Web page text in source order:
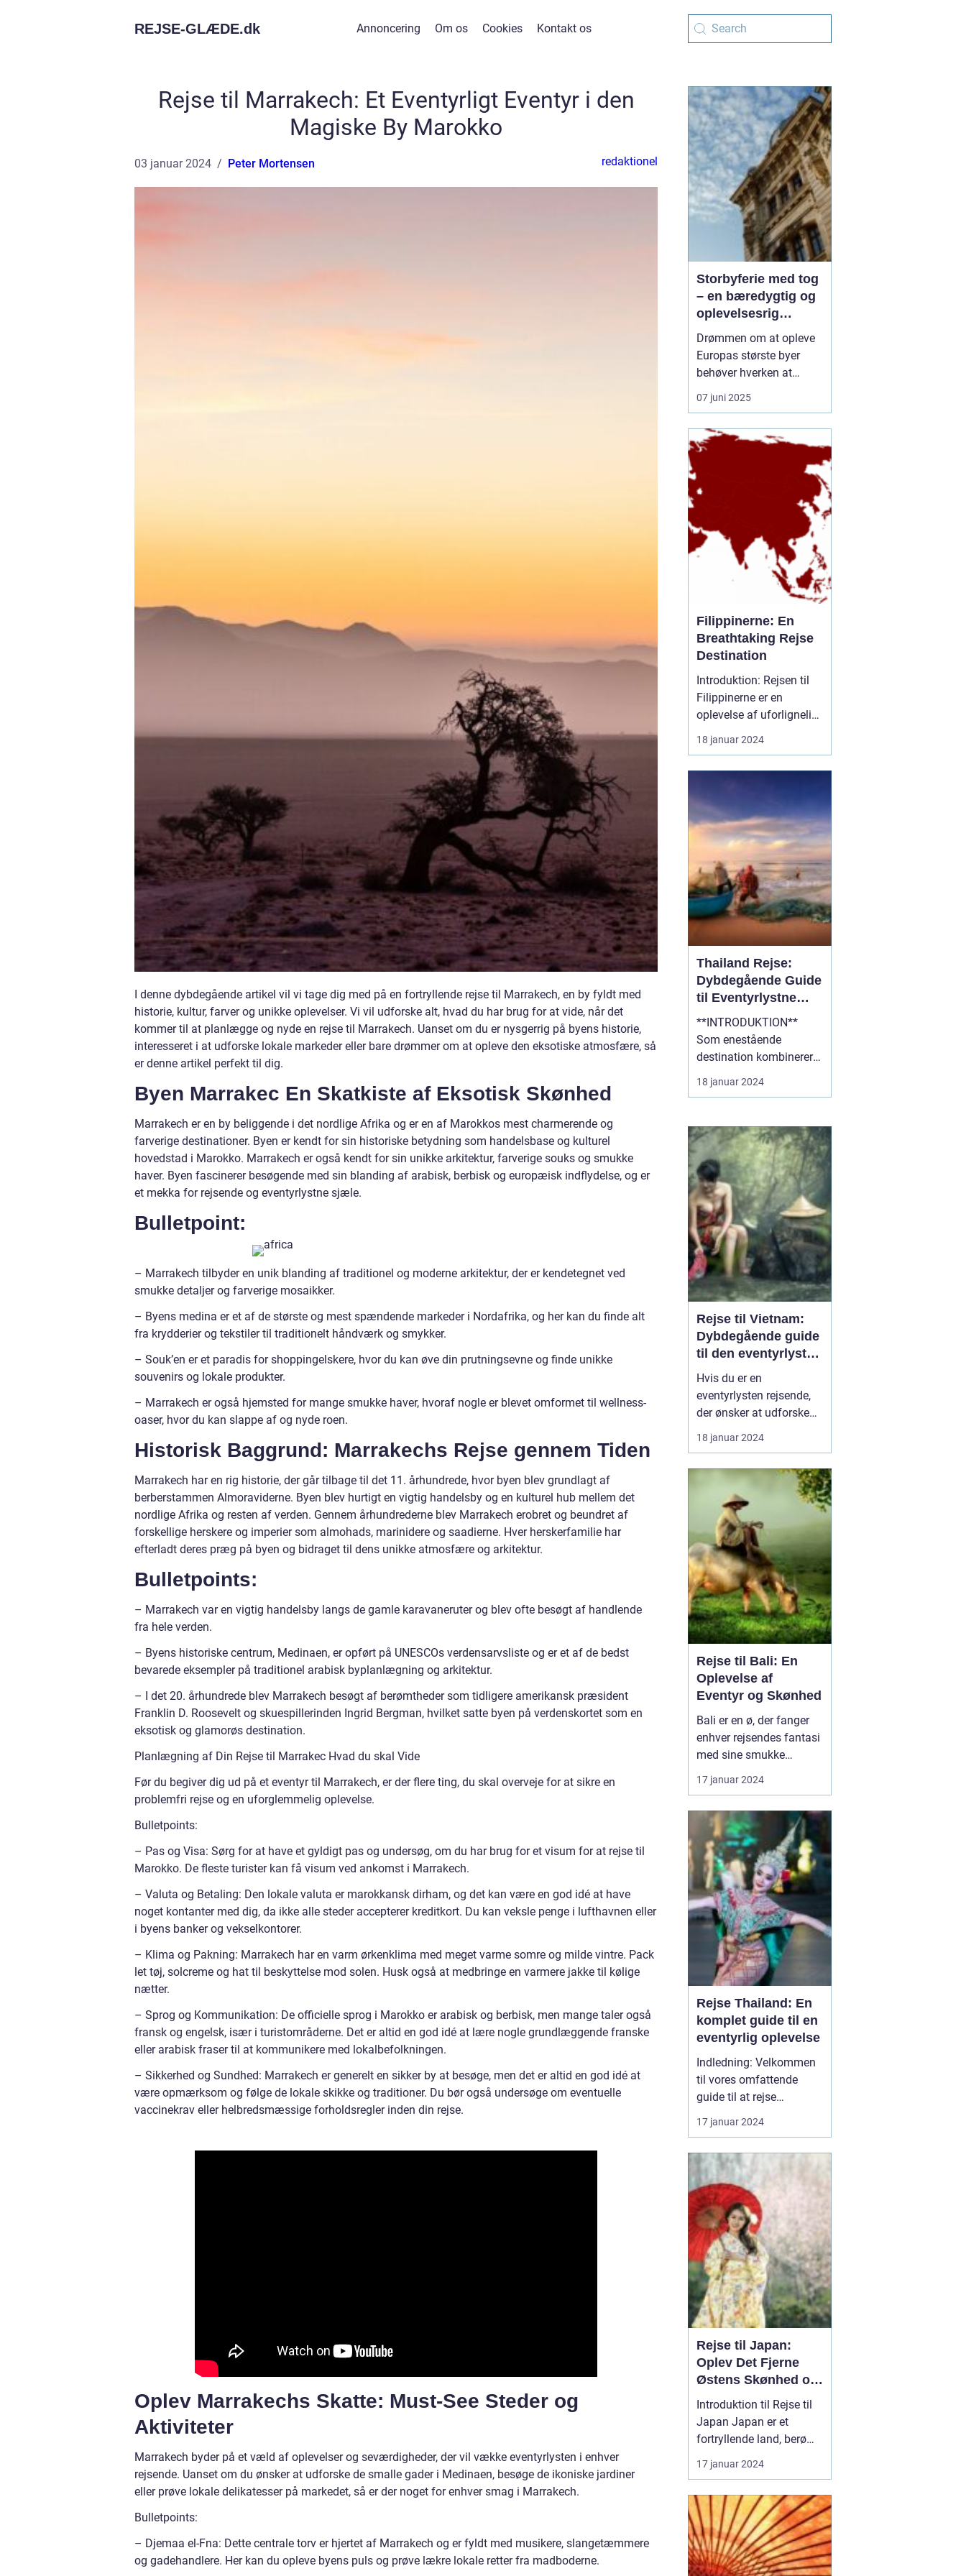
REJSE-GLÆDE.dk Annoncering Om os Cookies Kontakt os
Rejse til Marrakech: Et Eventyrligt Eventyr i den
Magiske By Marokko
03 januar 2024 Peter Mortensen redaktionel
I denne dybdegående artikel vil vi tage dig med på en fortryllende rejse til Marrakech, en by fyldt med
historie, kultur, farver og unikke oplevelser. Vi vil udforske alt, hvad du har brug for at vide, når det
kommer til at planlægge og nyde en rejse til Marrakech. Uanset om du er nysgerrig på byens historie,
interesseret i at udforske lokale markeder eller bare drømmer om at opleve den eksotiske atmosfære, så
er denne artikel perfekt til dig.
Byen Marrakec En Skatkiste af Eksotisk Skønhed
Marrakech er en by beliggende i det nordlige Afrika og er en af Marokkos mest charmerende og
farverige destinationer. Byen er kendt for sin historiske betydning som handelsbase og kulturel
hovedstad i Marokko. Marrakech er også kendt for sin unikke arkitektur, farverige souks og smukke
haver. Byen fascinerer besøgende med sin blanding af arabisk, berbisk og europæisk indflydelse, og er
et mekka for rejsende og eventyrlystne sjæle.
Bulletpoint:
– Marrakech tilbyder en unik blanding af traditionel og moderne arkitektur, der er kendetegnet ved
smukke detaljer og farverige mosaikker.
– Byens medina er et af de største og mest spændende markeder i Nordafrika, og her kan du finde alt
fra krydderier og tekstiler til traditionelt håndværk og smykker.
– Souk’en er et paradis for shoppingelskere, hvor du kan øve din prutningsevne og finde unikke
souvenirs og lokale produkter.
– Marrakech er også hjemsted for mange smukke haver, hvoraf nogle er blevet omformet til wellness-
oaser, hvor du kan slappe af og nyde roen.
Historisk Baggrund: Marrakechs Rejse gennem Tiden
Marrakech har en rig historie, der går tilbage til det 11. århundrede, hvor byen blev grundlagt af
berberstammen Almoraviderne. Byen blev hurtigt en vigtig handelsby og en kulturel hub mellem det
nordlige Afrika og resten af verden. Gennem århundrederne blev Marrakech erobret og beundret af
forskellige herskere og imperier som almohads, marinidere og saadierne. Hver herskerfamilie har
efterladt deres præg på byen og bidraget til dens unikke atmosfære og arkitektur.
Bulletpoints:
– Marrakech var en vigtig handelsby langs de gamle karavaneruter og blev ofte besøgt af handlende
fra hele verden.
– Byens historiske centrum, Medinaen, er opført på UNESCOs verdensarvsliste og er et af de bedst
bevarede eksempler på traditionel arabisk byplanlægning og arkitektur.
– I det 20. århundrede blev Marrakech besøgt af berømtheder som tidligere amerikansk præsident
Franklin D. Roosevelt og skuespillerinden Ingrid Bergman, hvilket satte byen på verdenskortet som en
eksotisk og glamorøs destination.
Planlægning af Din Rejse til Marrakec Hvad du skal Vide
Før du begiver dig ud på et eventyr til Marrakech, er der flere ting, du skal overveje for at sikre en
problemfri rejse og en uforglemmelig oplevelse.
Bulletpoints:
– Pas og Visa: Sørg for at have et gyldigt pas og undersøg, om du har brug for et visum for at rejse til
Marokko. De fleste turister kan få visum ved ankomst i Marrakech.
– Valuta og Betaling: Den lokale valuta er marokkansk dirham, og det kan være en god idé at have
noget kontanter med dig, da ikke alle steder accepterer kreditkort. Du kan veksle penge i lufthavnen eller
i byens banker og vekselkontorer.
– Klima og Pakning: Marrakech har en varm ørkenklima med meget varme somre og milde vintre. Pack
let tøj, solcreme og hat til beskyttelse mod solen. Husk også at medbringe en varmere jakke til kølige
nætter.
– Sprog og Kommunikation: De officielle sprog i Marokko er arabisk og berbisk, men mange taler også
fransk og engelsk, især i turistområderne. Det er altid en god idé at lære nogle grundlæggende franske
eller arabisk fraser til at kommunikere med lokalbefolkningen.
– Sikkerhed og Sundhed: Marrakech er generelt en sikker by at besøge, men det er altid en god idé at
være opmærksom og følge de lokale skikke og traditioner. Du bør også undersøge om eventuelle
vaccinekrav eller helbredsmæssige forholdsregler inden din rejse.
Oplev Marrakechs Skatte: Must-See Steder og
Aktiviteter
Marrakech byder på et væld af oplevelser og seværdigheder, der vil vække eventyrlysten i enhver
rejsende. Uanset om du ønsker at udforske de smalle gader i Medinaen, besøge de ikoniske jardiner
eller prøve lokale delikatesser på markedet, så er der noget for enhver smag i Marrakech.
Bulletpoints:
– Djemaa el-Fna: Dette centrale torv er hjertet af Marrakech og er fyldt med musikere, slangetæmmere
og gadehandlere. Her kan du opleve byens puls og prøve lækre lokale retter fra madboderne.
Storbyferie med tog
– en bæredygtig og
oplevelsesrig
rejseform
Drømmen om at opleve
Europas største byer
behøver hverken at
inkludere lange
ventetider i lufthavnen
udledninger. En
blevet et populært og
klimavenligt alternativ til
07 juni 2025
Filippinerne: En
Breathtaking Rejse
Destination
Introduktion: Rejsen til
Filippinerne er en
oplevelse af uforlignelig
skønhed og dyb kultur.
Dette eventyrland skaber
strande, frodige
regnskove,
dybhavsdykning og en
unik kulturel arv. Denne
artikel tage...
18 januar 2024
Thailand Rejse:
Dybdegående Guide
til Eventyrlystne
Rejsende
**INTRODUKTION**
Som enestående
destination kombinerer
Thailand det bedste af
kultur, natur og eventyr,
rejsemål for
eventyrlystne rejsende.
Med sin blændende
skønhed, fascinerende
historie og varme
gæstfrihed er Thailan...
18 januar 2024
Rejse til Vietnam:
Dybdegående guide
til den eventyrlystne
rejsende
Hvis du er en
eventyrlysten rejsende,
der ønsker at udforske
en ekstraordinær
destination med en rig
naturskønhed, så er en
rejse til Vietnam det
perfekte valg for dig. Fra
smukke kystlinjer og
eksotiske øer til travle
byer og bet...
18 januar 2024
Rejse til Bali: En
Oplevelse af
Eventyr og Skønhed
Bali er en ø, der fanger
enhver rejsendes fantasi
med sine smukke
strande, frodige
rismarker og en unik
tage dig med på en
dybdegående rejse til
Bali og dykke ned i, hvad
der gør denne
destination så speciel.
Uanset om du er...
17 januar 2024
Rejse Thailand: En
komplet guide til en
eventyrlig oplevelse
Indledning: Velkommen
til vores omfattende
guide til at rejse
Thailand, et land rigt på
kultur, historie og
Uanset om du er en
eventyrlysten rejsende,
en kulturel enthusiast
eller en solsøgende
strandløve, vil Thailand
præsente...
17 januar 2024
Rejse til Japan:
Oplev Det Fjerne
Østens Skønhed og
Kultur
Introduktion til Rejse til
Japan Japan er et
fortryllende land, berømt
for sin unikke blanding
af gammel tradition og
pulserende gader i Tokyo
til det fredelige Kyoto og
de ikoniske
bjerglandskaber i
17 januar 2024